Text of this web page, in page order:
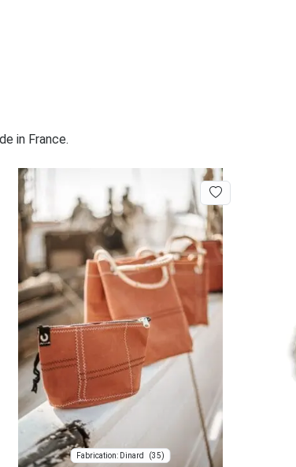
in France.
Fabrication: Dinard (35)